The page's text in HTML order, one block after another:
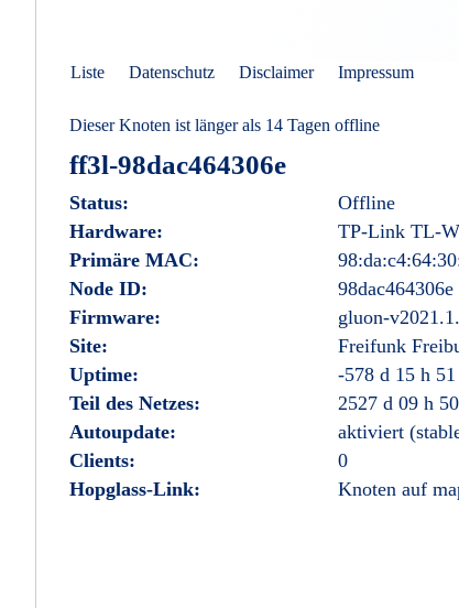
Liste Datenschutz Disclaimer Impressum
Dieser Knoten ist länger als 14 Tagen offline
ff3l-98dac464306e
Status:
Offline
Hardware:
TP-Link TL-
Primäre MAC:
Node ID:
98dac464306e
Firmware:
gluon-
Site:
Freifunk
Uptime:
-578 d 15 h
Teil des Netzes:
2527 d 09 h
Autoupdate:
aktiviert
Clients:
0
Hopglass-Link:
Knoten auf